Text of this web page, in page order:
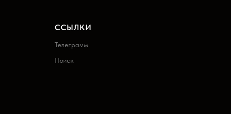
ССЫЛКИ
Телеграмм
Поиск